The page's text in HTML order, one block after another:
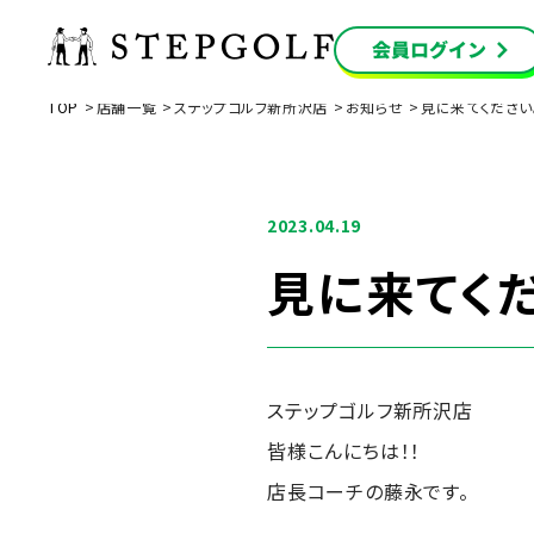
TOP 店舗一覧 ステップゴルフ新所沢店 お知らせ 見に来てください
2023.04.19
見に来てく
ステップゴルフ新所沢店
皆様こんにちは！！
店長コーチの藤永です。